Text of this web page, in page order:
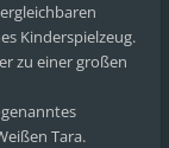
Kinderspielzeug.
zu einer großen
Tara.